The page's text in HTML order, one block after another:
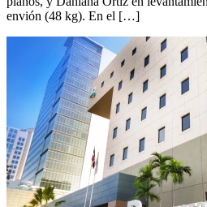
envión (48 kg). En el […]